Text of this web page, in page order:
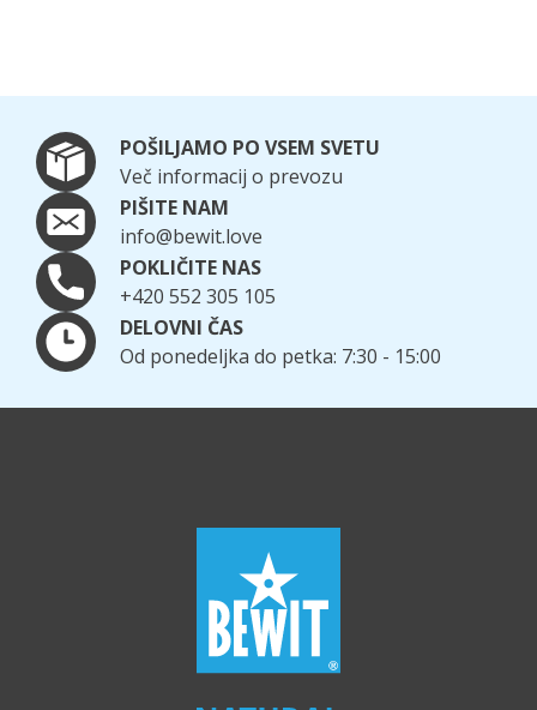
POŠILJAMO PO VSEM SVETU
Več informacij o prevozu
PIŠITE NAM
info@bewit.love
POKLIČITE NAS
+420 552 305 105
DELOVNI ČAS
Od ponedeljka do petka: 7:30 - 15:00